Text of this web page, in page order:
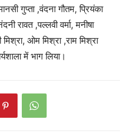
गुप्ता ,वंदना गौतम, प्रियंका
रावत ,पल्लवी वर्मा, मनीषा
मिश्रा, ओम मिश्रा ,राम मिश्रा
में भाग लिया।